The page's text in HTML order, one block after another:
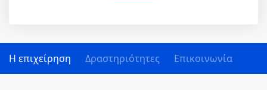
Η επιχείρηση Δραστηριότητες Επικοινωνία